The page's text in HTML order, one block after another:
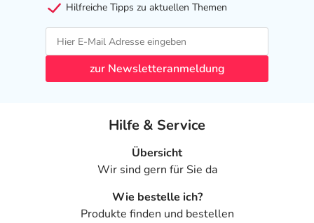
Hilfreiche Tipps zu aktuellen Themen
zur Newsletteranmeldung
Hilfe & Service
Übersicht
Wir sind gern für Sie da
Wie bestelle ich?
Produkte finden und bestellen